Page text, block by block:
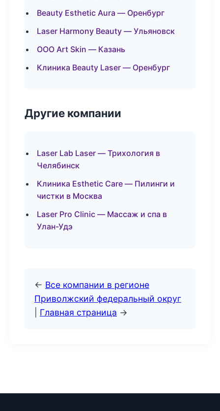
Beauty Esthetic Aura — Оренбург
Laser Harmony Beauty — Ульяновск
ООО Art Skin — Казань
Клиника Beauty Laser — Оренбург
Другие компании
Laser Lab Laser — Трихология в
Челябинск
Клиника Esthetic Care — Пилинги и
чистки в Москва
Laser Pro Clinic — Массаж и спа в
Улан-Удэ
← Все компании в регионе
Приволжский федеральный округ
Главная страница →